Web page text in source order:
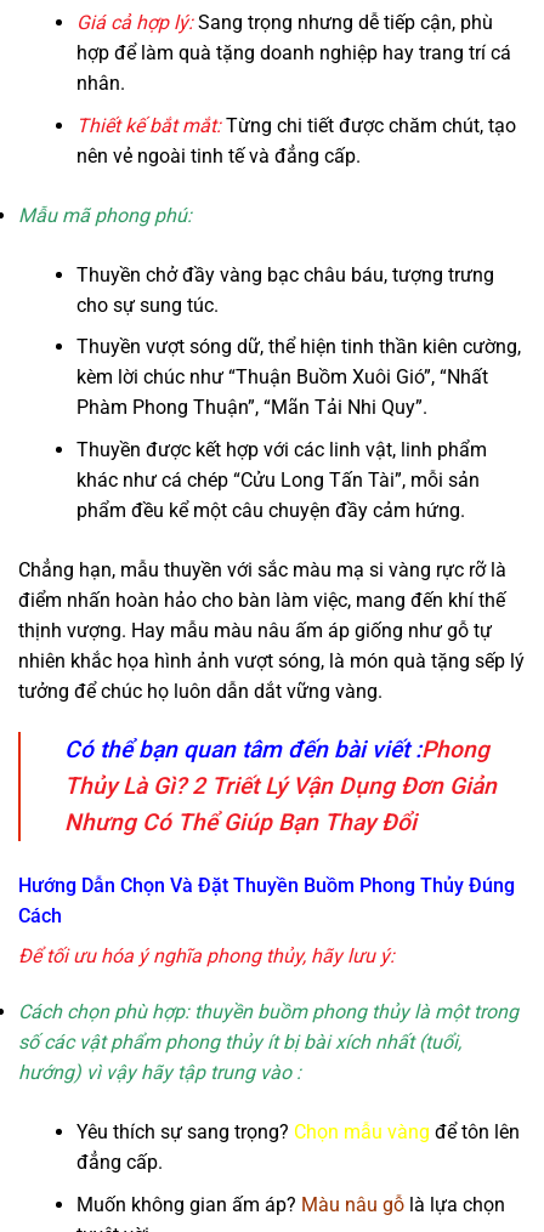
Giá cả hợp lý:Sang trọng nhưng dễ tiếp cận, phù
hợp để làm quà tặng doanh nghiệp hay trang trí cá
nhân.
Thiết kế bắt mắt:Từng chi tiết được chăm chút, tạo
nên vẻ ngoài tinh tế và đẳng cấp.
Mẫu mã phong phú:
Thuyền chở đầy vàng bạc châu báu, tượng trưng
cho sự sung túc.
Thuyền vượt sóng dữ, thể hiện tinh thần kiên cường,
kèm lời chúc như “Thuận Buồm Xuôi Gió”, “Nhất
Phàm Phong Thuận”, “Mãn Tải Nhi Quy”.
Thuyền được kết hợp với các linh vật, linh phẩm
khác như cá chép “Cửu Long Tấn Tài”, mỗi sản
phẩm đều kể một câu chuyện đầy cảm hứng.
Chẳng hạn, mẫu thuyền với sắc màu mạ si vàng rực rỡ là
điểm nhấn hoàn hảo cho bàn làm việc, mang đến khí thế
thịnh vượng. Hay mẫu màu nâu ấm áp giống như gỗ tự
nhiên khắc họa hình ảnh vượt sóng, là món quà tặng sếp lý
tưởng để chúc họ luôn dẫn dắt vững vàng.
Có thể bạn quan tâm đến bài viết :Phong
Thủy Là Gì? 2 Triết Lý Vận Dụng Đơn Giản
Nhưng Có Thể Giúp Bạn Thay Đổi
Hướng Dẫn Chọn Và Đặt Thuyền Buồm Phong Thủy Đúng
Cách
Để tối ưu hóa ý nghĩa phong thủy, hãy lưu ý:
Cách chọn phù hợp: thuyền buồm phong thủy là một trong
số các vật phẩm phong thủy ít bị bài xích nhất (tuổi,
hướng) vì vậy hãy tập trung vào :
Yêu thích sự sang trọng? Chọn mẫu vàng để tôn lên
đẳng cấp.
Muốn không gian ấm áp? Màu nâu gỗ là lựa chọn